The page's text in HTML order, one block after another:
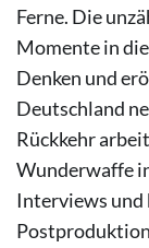
Ferne. Die
Momente in
Denken und
Deutschland
Rückkehr
Wunderwaffe
Interviews und